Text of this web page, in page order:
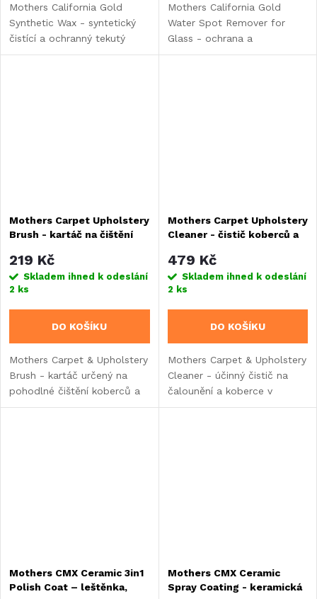
Mothers California Gold
Synthetic Wax - syntetický
čistící a ochranný tekutý
vosk pro maximální lesk a
Mothers California Gold
Water Spot Remover for
Glass - ochrana a
odpuzovač vody ze skel
Mothers Carpet Upholstery
Brush - kartáč na čištění
219 Kč
Skladem ihned k odeslání
2 ks
DO KOŠÍKU
Mothers Carpet & Upholstery
Brush - kartáč určený na
pohodlné čištění koberců a
čalounění.
Mothers Carpet Upholstery
Cleaner - čistič koberců a
479 Kč
Skladem ihned k odeslání
2 ks
DO KOŠÍKU
Mothers Carpet & Upholstery
Cleaner - účinný čistič na
čalounění a koberce v
automobilech i v
Mothers CMX Ceramic 3in1
Polish Coat – leštěnka,
Mothers CMX Ceramic
Spray Coating - keramická